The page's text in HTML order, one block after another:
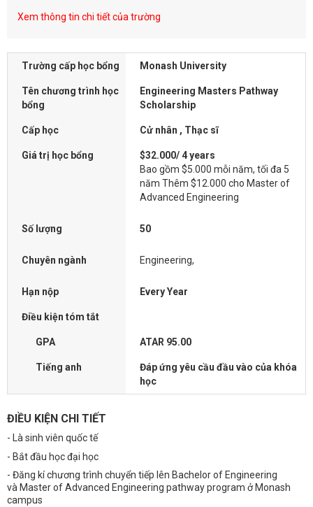
Xem thông tin chi tiết của trường
Trường cấp học bổng Monash University
Tên chương trình học
bổng
Engineering Masters Pathway
Scholarship
Cấp học Cử nhân , Thạc sĩ
Giá trị học bổng
$32.000/ 4 years
Bao gồm $5.000 mỗi năm, tối đa 5
năm Thêm $12.000 cho Master of
Advanced Engineering
Số lượng 50
Chuyên ngành Engineering,
Hạn nộp Every Year
Điều kiện tóm tắt
GPA ATAR 95.00
Tiếng anh
Đáp ứng yêu cầu đầu vào của khóa
học
ĐIỀU KIỆN CHI TIẾT
- Là sinh viên quốc tế
- Bắt đầu học đại học
- Đăng kí chương trình chuyển tiếp lên Bachelor of Engineering
và Master of Advanced Engineering pathway program ở Monash
campus